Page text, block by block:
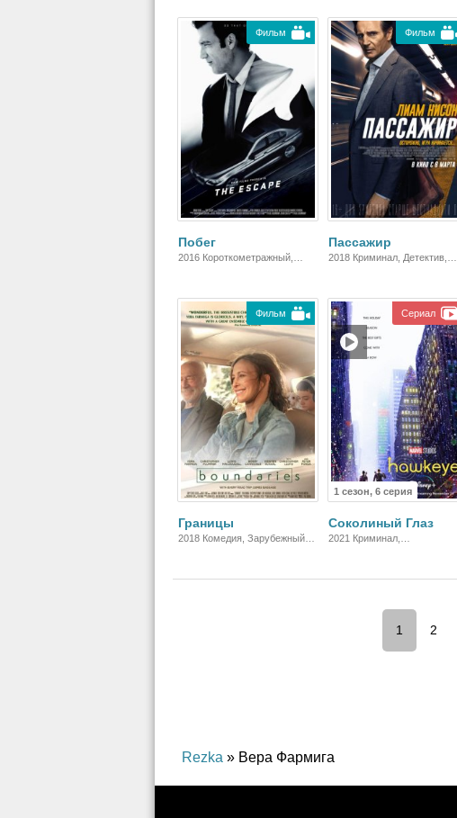
Фильм
Побег
2016 Короткометражный,
Фильм
Пассажир
2018 Криминал, Детектив,
Фильм
Границы
2018 Комедия, Зарубежный,
1 сезон, 6 серия
Сериал
Соколиный Глаз
2021 Криминал,
1 2
Rezka » Вера Фармига